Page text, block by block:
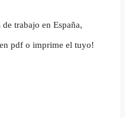
trabajo en España,
en pdf o imprime el tuyo!